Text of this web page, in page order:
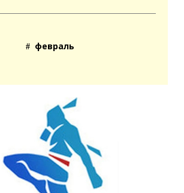
февраль